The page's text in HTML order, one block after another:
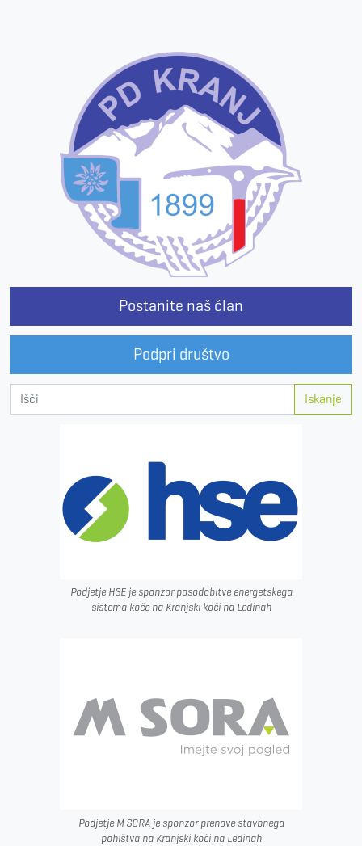
Postanite naš član
Podpri društvo
Iskanje
Podjetje HSE je sponzor posodobitve energetskega
sistema koče na Kranjski koči na Ledinah
Podjetje M SORA je sponzor prenove stavbnega
pohištva na Kranjski koči na Ledinah